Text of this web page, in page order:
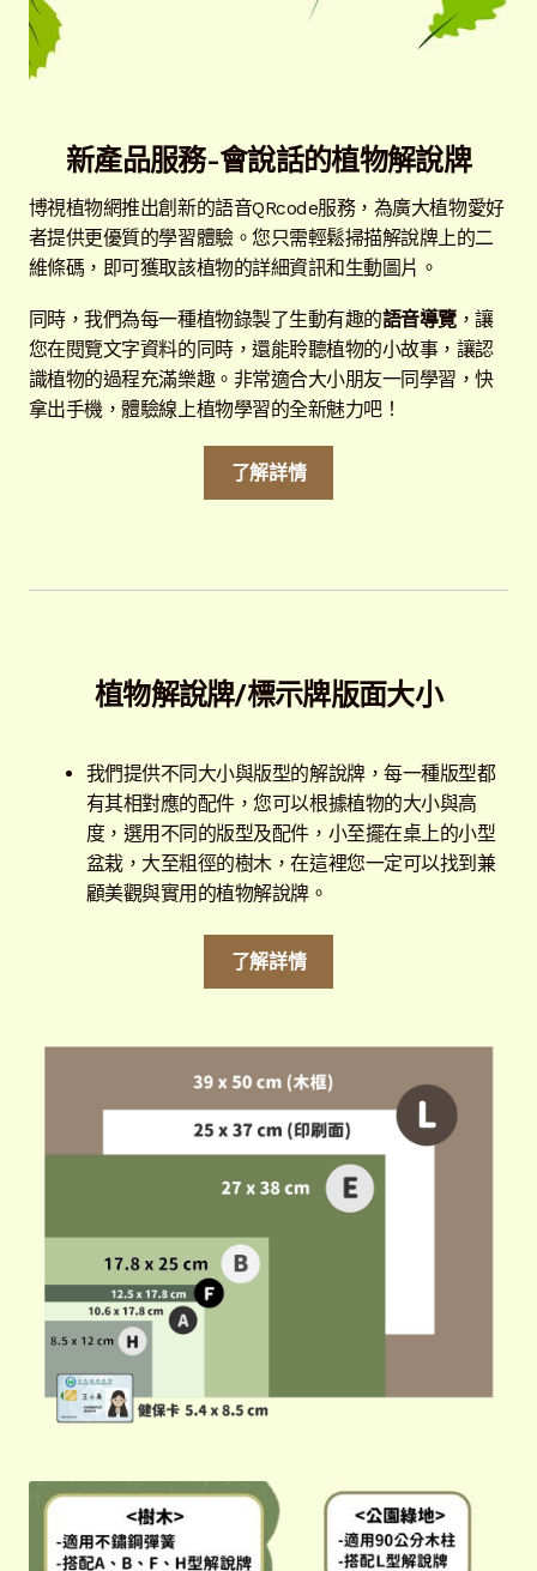
新產品服務-會說話的植物解說牌
博視植物網推出創新的語音QRcode服務，為廣大植物愛好
者提供更優質的學習體驗。您只需輕鬆掃描解說牌上的二
維條碼，即可獲取該植物的詳細資訊和生動圖片。
同時，我們為每一種植物錄製了生動有趣的語音導覽，讓
您在閱覽文字資料的同時，還能聆聽植物的小故事，讓認
識植物的過程充滿樂趣。非常適合大小朋友一同學習，快
拿出手機，體驗線上植物學習的全新魅力吧！
了解詳情
植物解說牌/標示牌版面大小
我們提供不同大小與版型的解說牌，每一種版型都
有其相對應的配件，您可以根據植物的大小與高
度，選用不同的版型及配件，小至擺在桌上的小型
盆栽，大至粗徑的樹木，在這裡您一定可以找到兼
顧美觀與實用的植物解說牌。
了解詳情